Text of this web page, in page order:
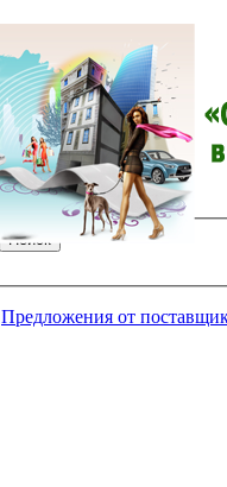
Предложения от